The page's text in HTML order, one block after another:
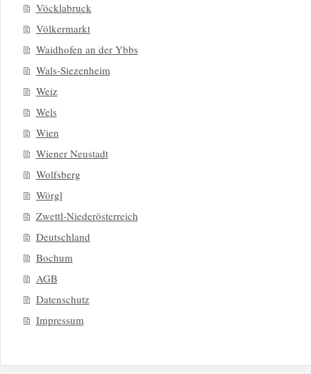
Vöcklabruck
Völkermarkt
Waidhofen an der Ybbs
Wals-Siezenheim
Weiz
Wels
Wien
Wiener Neustadt
Wolfsberg
Wörgl
Zwettl-Niederösterreich
Deutschland
Bochum
AGB
Datenschutz
Impressum